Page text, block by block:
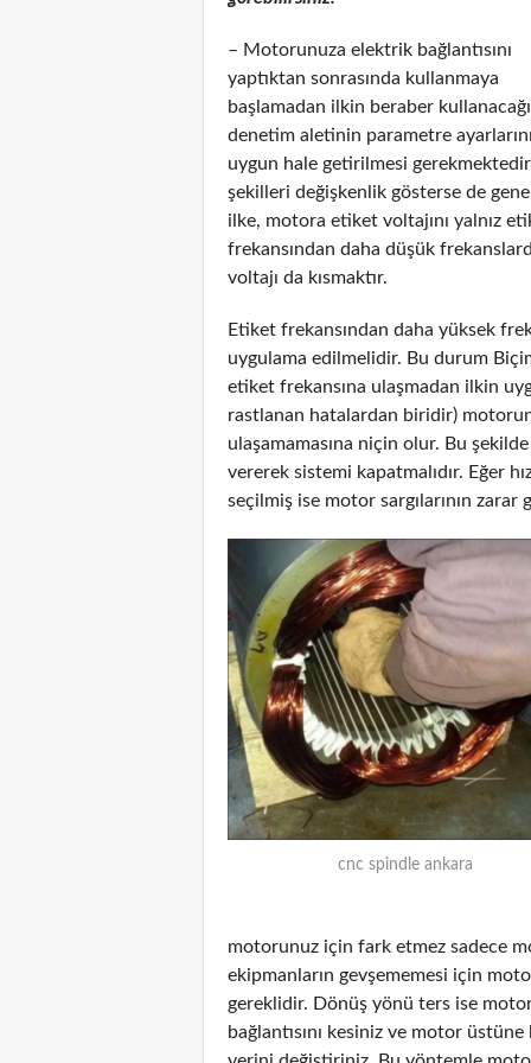
– Motorunuza elektrik bağlantısını
yaptıktan sonrasında kullanmaya
başlamadan ilkin beraber
denetim aletinin parametre
uygun hale getirilmesi
şekilleri değişkenlik gösterse de
ilke, motora etiket voltajını yalnız
frekansından daha düşük
voltajı da kısmaktır.
Etiket frekansından daha yüksek
uygulama edilmelidir. Bu durum
etiket frekansına ulaşmadan ilkin
rastlanan hatalardan biridir)
ulaşamamasına niçin olur. Bu şekilde
vererek sistemi kapatmalıdır. Eğer
seçilmiş ise motor sargılarının
cnc spindle ankara
motorunuz için fark etmez sadece
ekipmanların gevşememesi için
gereklidir. Dönüş yönü ters ise
bağlantısını kesiniz ve motor